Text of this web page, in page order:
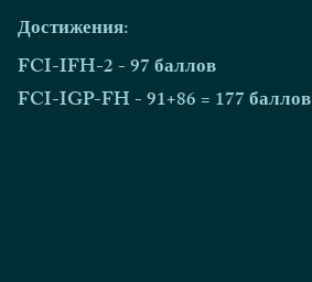
Достижения:
FCI-IFH-2 - 97 баллов
FCI-IGP-FH - 91+86 = 177 баллов